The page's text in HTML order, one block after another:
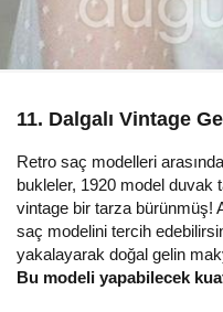
11. Dalgalı Vintage
Retro saç modelleri
bukleler, 1920 model duvak
vintage bir tarza bürünmüş!
saç modelini tercih
yakalayarak doğal gelin
Bu modeli yapabilecek